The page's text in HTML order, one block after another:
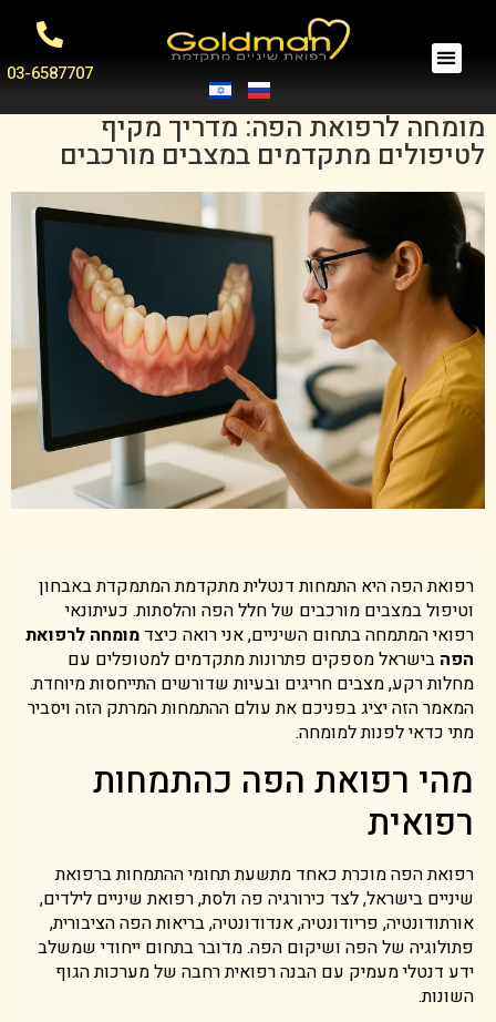
03-6587707
מומחה לרפואת הפה: מדריך מקיף
לטיפולים מתקדמים במצבים מורכבים
רפואת הפה היא התמחות דנטלית מתקדמת המתמקדת באבחון
וטיפול במצבים מורכבים של חלל הפה והלסתות. כעיתונאי
רפואי המתמחה בתחום השיניים, אני רואה כיצד מומחה לרפואת
הפה בישראל מספקים פתרונות מתקדמים למטופלים עם
מחלות רקע, מצבים חריגים ובעיות שדורשים התייחסות מיוחדת.
המאמר הזה יציג בפניכם את עולם ההתמחות המרתק הזה ויסביר
מתי כדאי לפנות למומחה.
מהי רפואת הפה כהתמחות
רפואית
רפואת הפה מוכרת כאחד מתשעת תחומי ההתמחות ברפואת
שיניים בישראל, לצד כירורגיה פה ולסת, רפואת שיניים לילדים,
אורתודונטיה, פריודונטיה, אנדודונטיה, בריאות הפה הציבורית,
פתולוגיה של הפה ושיקום הפה. מדובר בתחום ייחודי שמשלב
ידע דנטלי מעמיק עם הבנה רפואית רחבה של מערכות הגוף
השונות.